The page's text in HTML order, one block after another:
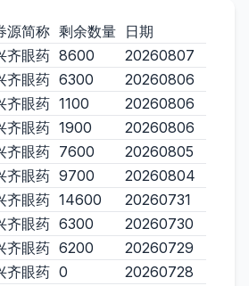
源简称 剩余数量 日期
齐眼药 8600
20260807
齐眼药 6300
20260806
齐眼药 1100
20260806
齐眼药 1900
20260806
齐眼药 7600
20260805
齐眼药 9700
20260804
齐眼药 14600
20260731
齐眼药 6300
20260730
齐眼药 6200
20260729
齐眼药 0
20260728